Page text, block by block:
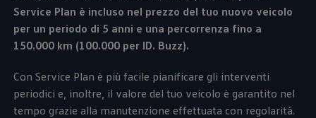
Service Plan è incluso nel prezzo del tuo nuovo veicolo
per un periodo di 5 anni e una percorrenza fino a
150.000 km (100.000 per ID. Buzz).
Con Service Plan è più facile pianificare gli interventi
periodici e, inoltre, il valore del tuo veicolo è garantito nel
tempo grazie alla manutenzione effettuata con regolarità.